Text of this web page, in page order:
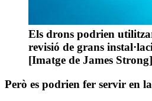
Els drons podrien
revisió de grans
[Imatge de James Strong]
Però es podrien fer servir en